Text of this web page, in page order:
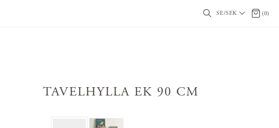
SE/SEK 0 (0)
TAVELHYLLA EK 90 CM